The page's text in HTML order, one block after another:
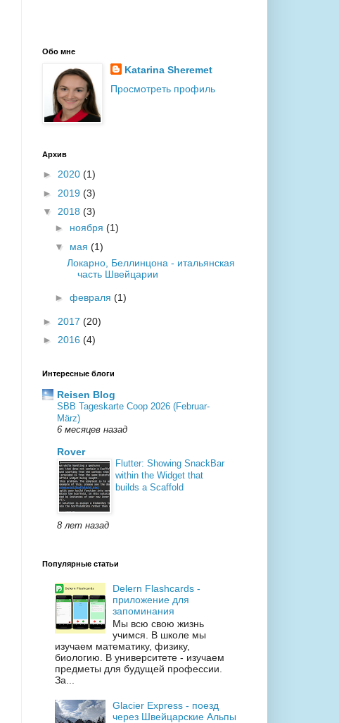
Обо мне
Katarina Sheremet
Просмотреть профиль
Архив
► 2020 (1)
► 2019 (3)
▼ 2018 (3)
► ноября (1)
▼ мая (1)
Локарно, Беллинцона - итальянская
часть Швейцарии
► февраля (1)
► 2017 (20)
► 2016 (4)
Интересные блоги
Reisen Blog
SBB Tageskarte Coop 2026 (Februar-
März)
6 месяцев назад
Rover
Flutter: Showing SnackBar
within the Widget that
builds a Scaffold
8 лет назад
Популярные статьи
Delern Flashcards -
приложение для
запоминания
Мы всю свою жизнь
учимся. В школе мы
изучаем математику, физику,
биологию. В университете - изучаем
предметы для будущей профессии.
За...
Glacier Express - поезд
через Швейцарские Альпы